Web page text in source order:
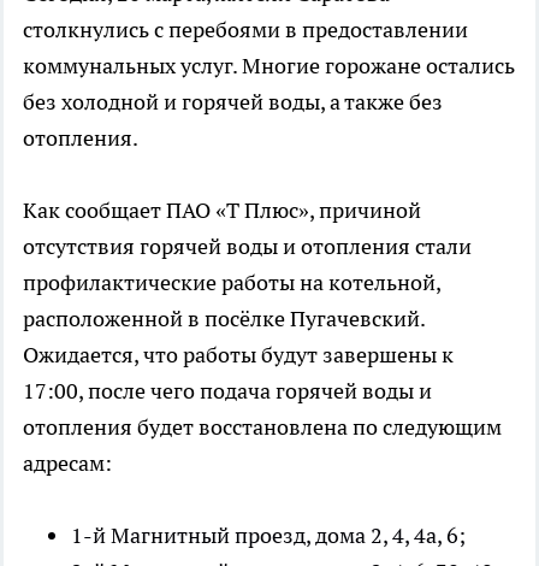
столкнулись с перебоями в предоставлении
коммунальных услуг. Многие горожане остались
без холодной и горячей воды, а также без
отопления.
Как сообщает ПАО «Т Плюс», причиной
отсутствия горячей воды и отопления стали
профилактические работы на котельной,
расположенной в посёлке Пугачевский.
Ожидается, что работы будут завершены к
17:00, после чего подача горячей воды и
отопления будет восстановлена по следующим
адресам:
1-й Магнитный проезд, дома 2, 4, 4а, 6;